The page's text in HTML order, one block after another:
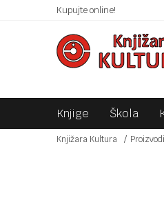
Kupujte online!SIGURNO
Knjige Škola
Knjižara Kultura Proizvodi